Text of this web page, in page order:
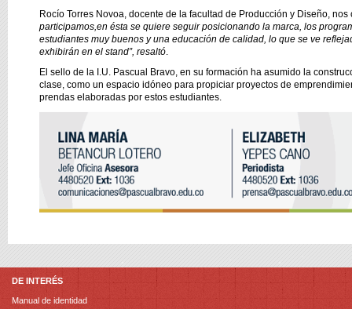
Rocío Torres Novoa, docente de la facultad de Producción y Diseño,
participamos, en ésta se quiere seguir posicionando la marca, los
estudiantes muy buenos y una educación de calidad, lo que se ve
exhibirán en el stand”, resaltó
El sello de la I.U. Pascual Bravo, en su formación ha asumido la
clase, como un espacio idóneo para propiciar proyectos de
prendas elaboradas por estos estudiantes.
DE INTERÉS
Manual de identidad